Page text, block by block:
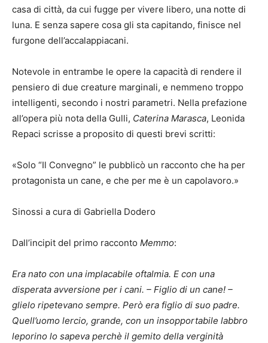
casa di città, da cui fugge per vivere libero, una notte di
luna. E senza sapere cosa gli sta capitando, finisce nel
furgone dell’accalappiacani.
Notevole in entrambe le opere la capacità di rendere il
pensiero di due creature marginali, e nemmeno troppo
intelligenti, secondo i nostri parametri. Nella prefazione
all’opera più nota della Gulli, Caterina Marasca, Leonida
Repaci scrisse a proposito di questi brevi scritti:
«Solo “Il Convegno” le pubblicò un racconto che ha per
protagonista un cane, e che per me è un capolavoro.»
Sinossi a cura di Gabriella Dodero
Dall’incipit del primo racconto Memmo:
Era nato con una implacabile oftalmia. E con una
disperata avversione per i cani. – Figlio di un cane! –
glielo ripetevano sempre. Però era figlio di suo padre.
Quell’uomo lercio, grande, con un insopportabile labbro
leporino lo sapeva perchè il gemito della verginità